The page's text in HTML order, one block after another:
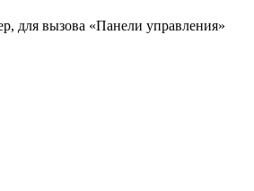
для вызова «Панели управления»